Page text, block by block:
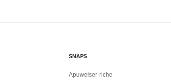
SNAPS
Apuweiser-riche